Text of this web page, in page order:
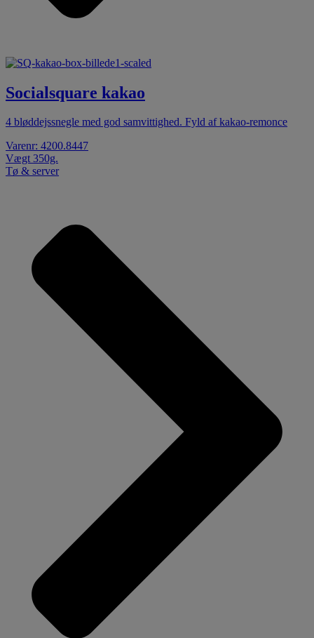
Socialsquare kakao
4 bløddejssnegle med god samvittighed. Fyld af kakao-remonce
Varenr: 4200.8447
Vægt 350g.
Tø & server